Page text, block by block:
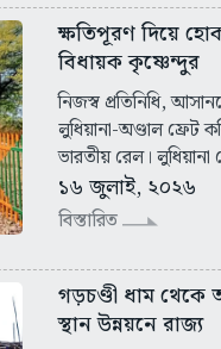
ক্ষতিপূরণ দিয়ে
বিধায়ক কৃষ্ণেন্দুর
নিজস্ব প্রতিনিধি,
লুধিয়ানা-অণ্ডাল
ভারতীয় রেল।
১৬ জুলাই, ২০২৬
বিস্তারিত
গড়চণ্ডী ধাম থেকে
স্থান উন্নয়নে রাজ্য